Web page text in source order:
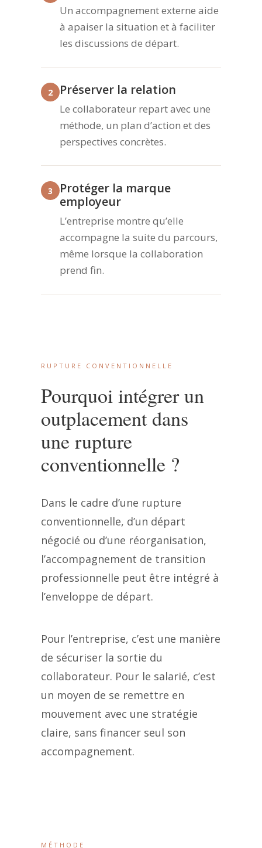
Un accompagnement externe aide
à apaiser la situation et à faciliter
les discussions de départ.
2 Préserver la relation
Le collaborateur repart avec une
méthode, un plan d’action et des
perspectives concrètes.
3
Protéger la marque
employeur
L’entreprise montre qu’elle
accompagne la suite du parcours,
même lorsque la collaboration
prend fin.
RUPTURE CONVENTIONNELLE
Pourquoi intégrer un
outplacement dans
une rupture
conventionnelle ?
Dans le cadre d’une rupture
conventionnelle, d’un départ
négocié ou d’une réorganisation,
l’accompagnement de transition
professionnelle peut être intégré à
l’enveloppe de départ.
Pour l’entreprise, c’est une manière
de sécuriser la sortie du
collaborateur. Pour le salarié, c’est
un moyen de se remettre en
mouvement avec une stratégie
claire, sans financer seul son
accompagnement.
MÉTHODE